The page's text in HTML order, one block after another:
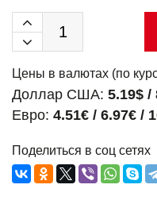
Цены в валютах (по
Доллар США: 5.19$ /
Евро: 4.51€ / 6.97€ /
Поделиться в соц сетях